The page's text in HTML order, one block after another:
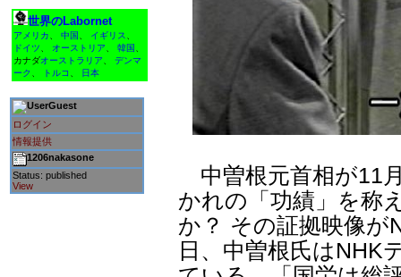
世界のLabornet
アメリカ 中国 イギリス
ドイツ
オーストリア 韓国
カナダオーストラリア
デンマ
ーク
トルコ 日本
Guest
ログイン
情報提供
1206nakasone
Status: published
View
中曽根元首相が11
かれの「功績」を称
か？ その証拠映像が
日、中曽根氏はNHK